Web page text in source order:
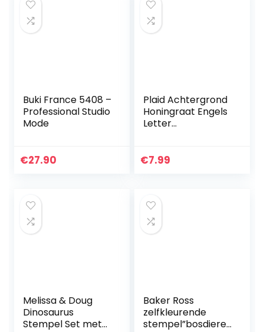
Buki France 5408 –
Professional Studio
Mode
€27.90
Plaid Achtergrond
Honingraat Engels
Letter
Telefoon Clear
€7.99
Melissa & Doug
Dinosaurus
Stempel Set met
Baker Ross
zelfkleurende
stempel”bosdiere